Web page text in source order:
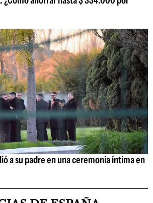
a su padre en una ceremonia íntima en